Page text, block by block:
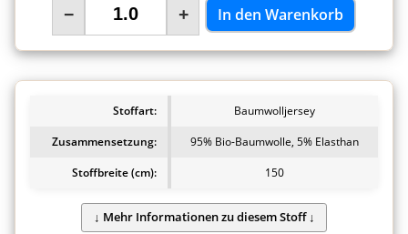
− + In den Warenkorb
Stoffart:
Baumwolljersey
Zusammensetzung:
95% Bio-Baumwolle, 5% Elasthan
Stoffbreite (cm):
150